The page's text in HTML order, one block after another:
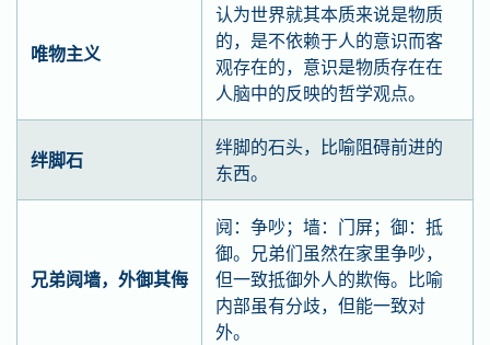
唯物主义
认为世界就其本质来说是物质
的，是不依赖于人的意识而客
观存在的，意识是物质存在在
人脑中的反映的哲学观点。
绊脚石
绊脚的石头，比喻阻碍前进的
东西。
兄弟阋墙，外御其侮
阋：争吵；墙：门屏；御：抵
御。兄弟们虽然在家里争吵，
但一致抵御外人的欺侮。比喻
内部虽有分歧，但能一致对
外。